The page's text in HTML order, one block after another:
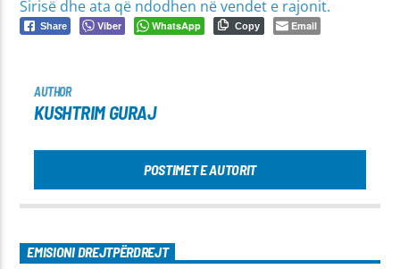
Sirisë dhe ata që ndodhen në vendet e rajonit.
Share Viber WhatsApp Copy Email
AUTHOR
KUSHTRIM GURAJ
POSTIMET E AUTORIT
EMISIONI DREJTPËRDREJT